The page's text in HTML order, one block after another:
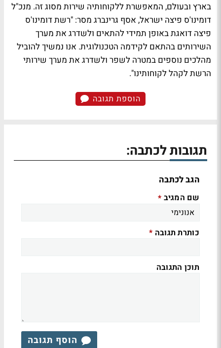
בארץ ובעולם, המאפשרת ללקוחותיה שירות מסוג זה. מנכ"ל
דומינו'ס פיצה ישראל, אסף גרינברג מסר: "רשת דומינו'ס
פיצה דואגת באופן תמידי להתאים ולשדרג את מערך
השירותים בהתאם לקידמה הטכנולוגית. אנו נמשיך להוביל
מהלכים נוספים במטרה לשפר ולשדרג את מערך שירותי
הרשת לקהל לקוחותינו".
הוספת תגובה
תגובות לכתבה:
הגב לכתבה
שם המגיב *
כותרת תגובה *
תוכן התגובה
הוסף תגובה